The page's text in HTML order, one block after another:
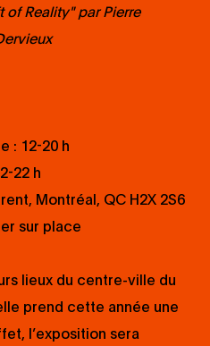
of Reality" par Pierre
: 12-20 h
22 h
Montréal, QC H2X 2S6
sur place
lieux du centre-ville du
prend cette année une
l’exposition sera